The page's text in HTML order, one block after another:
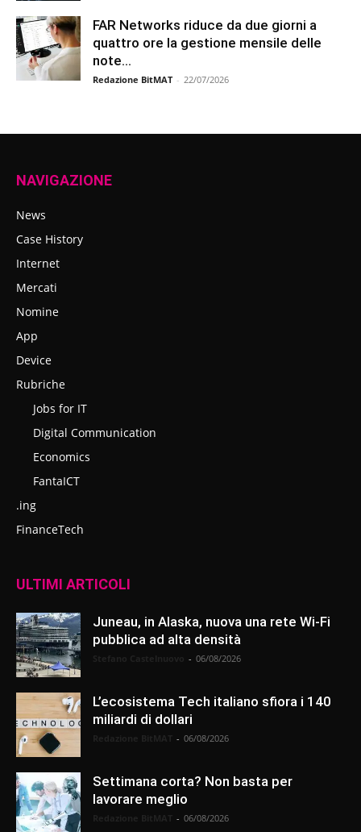
FAR Networks riduce da due giorni a
quattro ore la gestione mensile delle
note...
Redazione BitMAT - 22/07/2026
NAVIGAZIONE
News
Case History
Internet
Mercati
Nomine
App
Device
Rubriche
Jobs for IT
Digital Communication
Economics
FantaICT
.ing
FinanceTech
ULTIMI ARTICOLI
Juneau, in Alaska, nuova una rete Wi-Fi
pubblica ad alta densità
- 06/08/2026
L’ecosistema Tech italiano sfiora i 140
miliardi di dollari
- 06/08/2026
Settimana corta? Non basta per
lavorare meglio
- 06/08/2026